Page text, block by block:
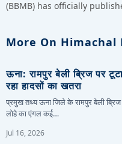
(BBMB) has officially
More On Himachal
ऊना: रामपुर बेली ब्रिज पर
रहा हादसों का खतरा
प्रमुख तथ्य ऊना जिले के रामपुर बेली ब्रिज
लोहे का एंगल कई…
Jul 16, 2026